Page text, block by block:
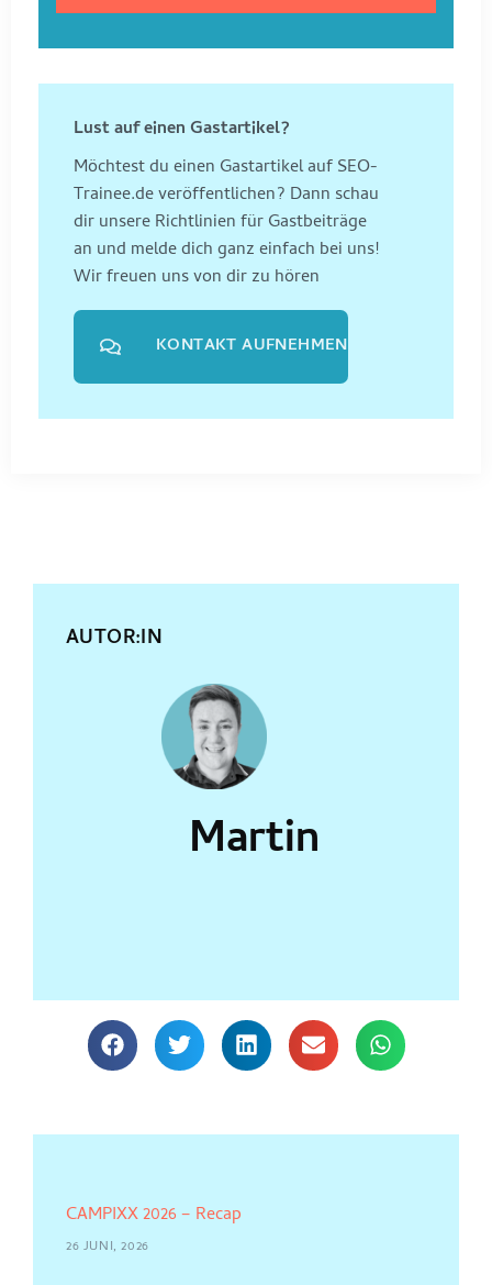
Lust auf einen Gastartikel?
Möchtest du einen Gastartikel auf SEO-
Trainee.de veröffentlichen? Dann schau
dir unsere Richtlinien für Gastbeiträge
an und melde dich ganz einfach bei uns!
Wir freuen uns von dir zu hören
KONTAKT AUFNEHMEN
AUTOR:IN
Martin
CAMPIXX 2026 – Recap
26 JUNI, 2026